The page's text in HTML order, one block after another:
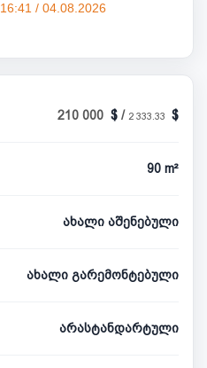
16:41 / 04.08.2026
210 000 / 2 333.33
90 m²
ახალი აშენებული
ახალი გარემონტებული
არასტანდარტული